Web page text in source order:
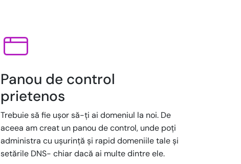
Panou de control
prietenos
Trebuie să fie ușor să-ți ai domeniul la noi. De
aceea am creat un panou de control, unde poți
administra cu ușurință și rapid domeniile tale și
setările DNS- chiar dacă ai multe dintre ele.